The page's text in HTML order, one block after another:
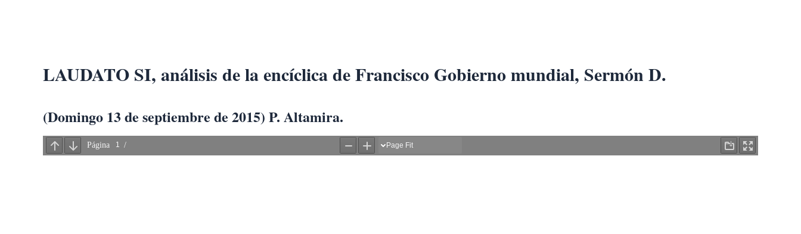
LAUDATO SI, análisis de la encíclica de Francisco Gobierno mundial, Sermón D.
(Domingo 13 de septiembre de 2015) P. Altamira.